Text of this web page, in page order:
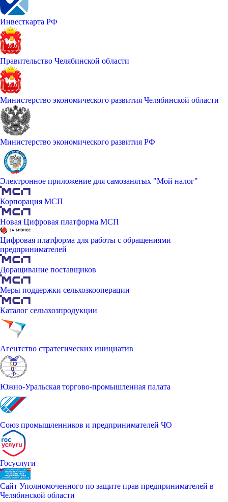
Инвесткарта РФ
Правительство Челябинской области
Министерство экономического развития Челябинской области
Министерство экономического развития РФ
Электронное приложение для самозанятых "Мой налог"
Корпорация МСП
Новая Цифровая платформа МСП
Цифровая платформа для работы с обращениями
предпринимателей
Доращивание поставщиков
Меры поддержки сельхозкооперации
Каталог сельзхозпродукции
Агентство стратегических инициатив
Южно-Уральская торгово-промышленная палата
Союз промышленников и предпринимателей ЧО
Госуслуги
Сайт Уполномоченного по защите прав предпринимателей в
Челябинской области